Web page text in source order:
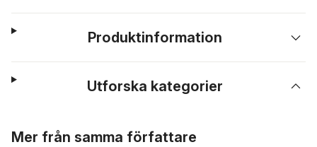
Produktinformation
Utforska kategorier
Mer från samma författare